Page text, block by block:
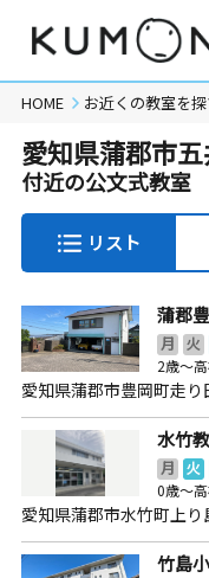
HOME お近くの教室を
愛知県蒲郡市
付近の公文式教室
リスト
蒲郡
月 火
2歳～
愛知県蒲郡市豊岡町走り
水竹
月 火
0歳～
愛知県蒲郡市水竹町上
竹島